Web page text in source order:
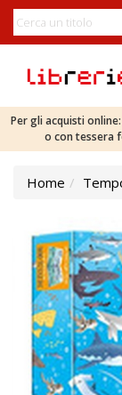
Per gli acquisti
o con tessera
Home